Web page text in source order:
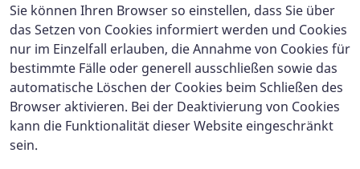
Sie können Ihren Browser so einstellen, dass Sie über
das Setzen von Cookies informiert werden und Cookies
nur im Einzelfall erlauben, die Annahme von Cookies für
bestimmte Fälle oder generell ausschließen sowie das
automatische Löschen der Cookies beim Schließen des
Browser aktivieren. Bei der Deaktivierung von Cookies
kann die Funktionalität dieser Website eingeschränkt
sein.